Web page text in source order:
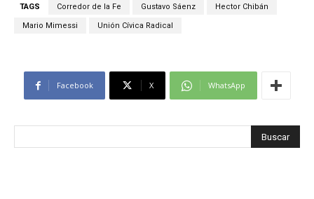
TAGS Corredor de la Fe Gustavo Sáenz Hector Chibán
Mario Mimessi Unión Cívica Radical
Facebook X WhatsApp